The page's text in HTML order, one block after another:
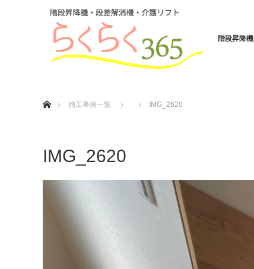
階段昇降機
施工事例一覧
IMG_2620
IMG_2620